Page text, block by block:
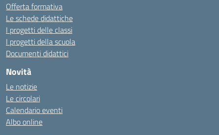
Offerta formativa
Le schede didattiche
I progetti delle classi
I progetti della scuola
Documenti didattici
Novità
Le notizie
Le circolari
Calendario eventi
Albo online